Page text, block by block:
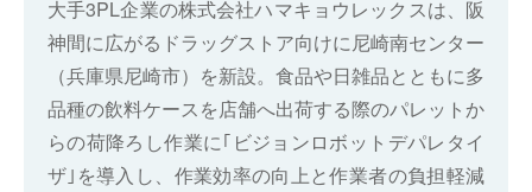
大手3PL企業の株式会社ハマキョウレックスは、阪
神間に広がるドラッグストア向けに尼崎南センター
（兵庫県尼崎市）を新設。食品や日雑品とともに多
品種の飲料ケースを店舗へ出荷する際のパレットか
らの荷降ろし作業に｢ビジョンロボットデパレタイ
ザ｣を導入し、作業効率の向上と作業者の負担軽減